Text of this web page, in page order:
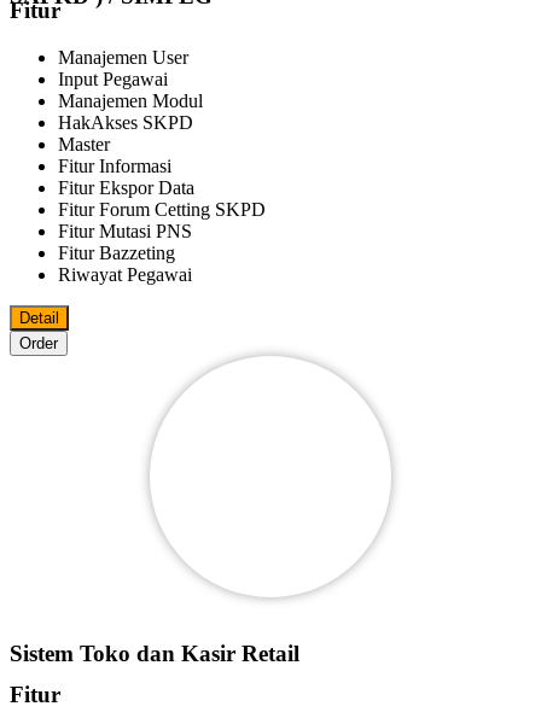
Fitur
Manajemen User
Input Pegawai
Manajemen Modul
HakAkses SKPD
Master
Fitur Informasi
Fitur Ekspor Data
Fitur Forum Cetting SKPD
Fitur Mutasi PNS
Fitur Bazzeting
Riwayat Pegawai
Detail
Order
Sistem Toko dan Kasir Retail
Fitur